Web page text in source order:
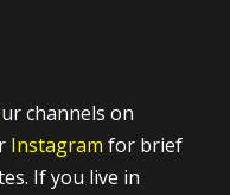
channels on
Instagram for brief
If you live in